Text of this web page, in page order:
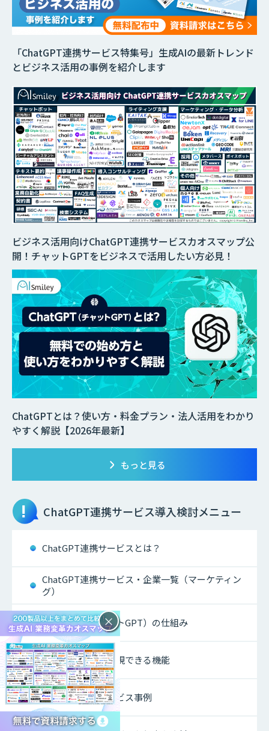
ChatGPTとは？使い方・料金プラン・法人活用をわかり
やすく解説【2026年最新】
「ChatGPT連携サービス特集号」生成AIの最新トレンド
とビジネス活用の事例を紹介します
ビジネス活用向けChatGPT連携サービスカオスマップ公
開！チャットGPTをビジネスで活用したい方必見！
もっと見る
ChatGPT連携サービス導入検討メニュー
ChatGPT連携サービスとは？
ChatGPT連携サービス・企業一覧（マーケティン
グ）
ChatGPT（チャットGPT）の仕組み
ChatGPT連携で実現できる機能
ChatGPT連携サービス事例
×